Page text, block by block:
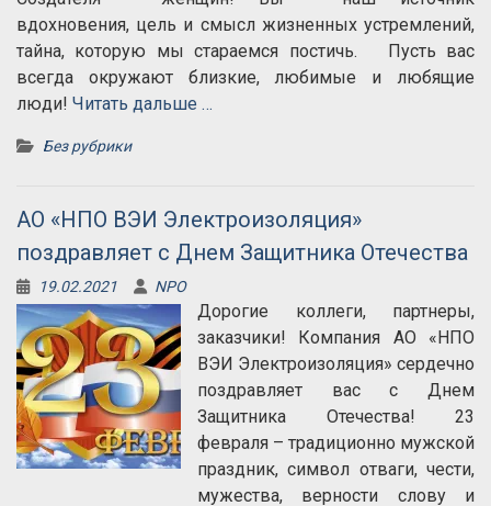
вдохновения, цель и смысл жизненных устремлений,
тайна, которую мы стараемся постичь. Пусть вас
всегда окружают близкие, любимые и любящие
люди! Читать дальше …
Без рубрики
АО «НПО ВЭИ Электроизоляция»
поздравляет с Днем Защитника Отечества
19.02.2021 NPO
Дорогие коллеги, партнеры,
заказчики! Компания АО «НПО
ВЭИ Электроизоляция» сердечно
поздравляет вас с Днем
Защитника Отечества! 23
февраля – традиционно мужской
праздник, символ отваги, чести,
мужества, верности слову и